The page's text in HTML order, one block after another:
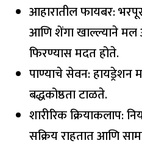
आहारातील फायबर:
आणि शेंगा खाल्ल्याने
फिरण्यास मदत होते.
पाण्याचे सेवन:
बद्धकोष्ठता टाळते.
शारीरिक क्रियाकलाप:
सक्रिय राहतात आणि